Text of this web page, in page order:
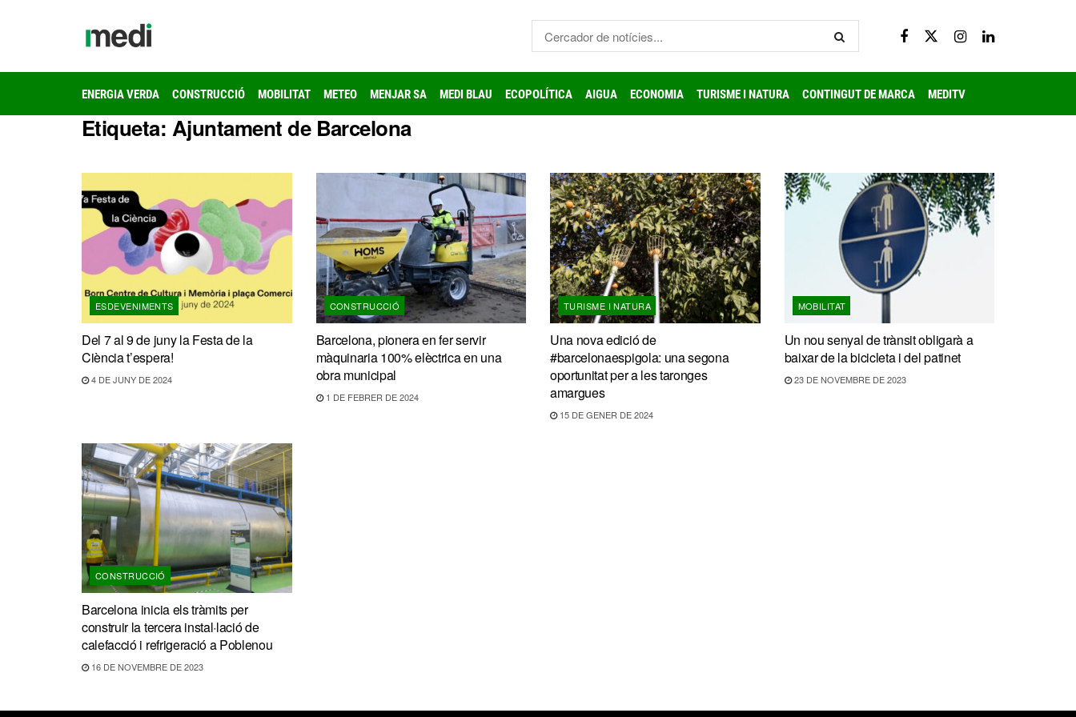
ENERGIA VERDA CONSTRUCCIÓ MOBILITAT METEO MENJAR SA MEDI BLAU ECOPOLÍTICA AIGUA ECONOMIA TURISME I NATURA CONTINGUT DE MARCA MEDITV
Etiqueta: Ajuntament de Barcelona
ESDEVENIMENTS
Del 7 al 9 de juny la Festa de la
Ciència t’espera!
4 DE JUNY DE 2024
CONSTRUCCIÓ
Barcelona, pionera en fer servir
màquinaria 100% elèctrica en una
obra municipal
1 DE FEBRER DE 2024
TURISME I NATURA
Una nova edició de
#barcelonaespigola: una segona
oportunitat per a les taronges
amargues
15 DE GENER DE 2024
MOBILITAT
Un nou senyal de trànsit obligarà a
baixar de la bicicleta i del patinet
23 DE NOVEMBRE DE 2023
CONSTRUCCIÓ
Barcelona inicia els tràmits per
construir la tercera instal·lació de
calefacció i refrigeració a Poblenou
16 DE NOVEMBRE DE 2023